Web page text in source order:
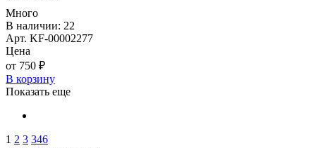
Много
В наличии: 22
Арт. KF-00002277
Цена
от 750 ₽
В корзину
Показать еще
1 2 3 346